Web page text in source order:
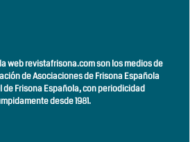
web revistafrisona.com son los medios de
de Asociaciones de Frisona Española
de Frisona Española, conperiodicidad
desde 1981.